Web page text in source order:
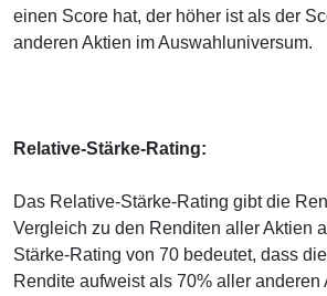
einen Score hat, der höher ist als der
anderen Aktien im Auswahluniversum.
Relative-Stärke-Rating:
Das Relative-Stärke-Rating gibt die
Vergleich zu den Renditen aller Aktien
Stärke-Rating von 70 bedeutet, dass
Rendite aufweist als 70% aller anderen